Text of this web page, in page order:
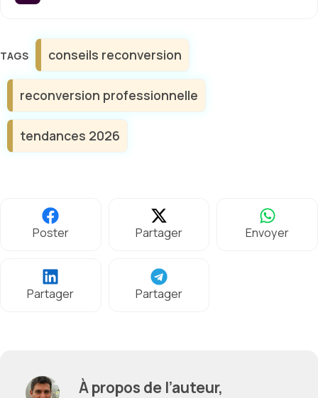
Étiquettes
conseils reconversion
reconversion professionnelle
tendances 2026
Poster Partager Envoyer
Partager Partager
À propos de l’auteur,